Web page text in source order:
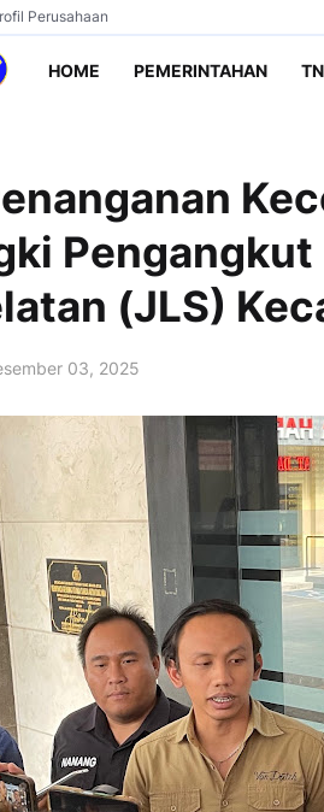
Perusahaan
HOME PEMERINTAHAN
Pengangkut
(JLS)
03, 2025